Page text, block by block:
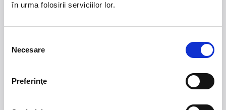
în urma folosirii serviciilor lor.
consimțământului
Necesare
Preferinţe
Muzica originală și sound design: CLAUDIU URSE
NOSTALGIA Litoral
Morgan Jay - La Dolce